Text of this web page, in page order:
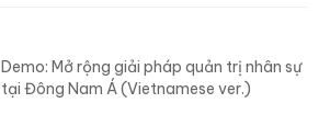
Demo: Mở rộng giải pháp quản trị nhân sự
tại Đông Nam Á (Vietnamese ver.)